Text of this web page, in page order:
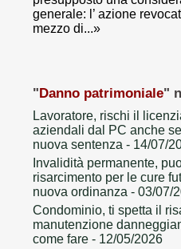
generale: l’ azione
mezzo di...»
"Danno patrimoniale"
Lavoratore, rischi il
aziendali dal PC anche
nuova sentenza - 14/07/
Invalidità permanente,
risarcimento per le cure
nuova ordinanza - 03/07/
Condominio, ti spetta il
manutenzione
come fare - 12/05/2026